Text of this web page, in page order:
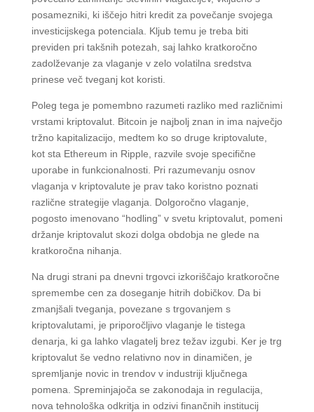
posamezniki, ki iščejo hitri kredit za povečanje svojega
investicijskega potenciala. Kljub temu je treba biti
previden pri takšnih potezah, saj lahko kratkoročno
zadolževanje za vlaganje v zelo volatilna sredstva
prinese več tveganj kot koristi.
Poleg tega je pomembno razumeti razliko med različnimi
vrstami kriptovalut. Bitcoin je najbolj znan in ima največjo
tržno kapitalizacijo, medtem ko so druge kriptovalute,
kot sta Ethereum in Ripple, razvile svoje specifične
uporabe in funkcionalnosti. Pri razumevanju osnov
vlaganja v kriptovalute je prav tako koristno poznati
različne strategije vlaganja. Dolgoročno vlaganje,
pogosto imenovano “hodling” v svetu kriptovalut, pomeni
držanje kriptovalut skozi dolga obdobja ne glede na
kratkoročna nihanja.
Na drugi strani pa dnevni trgovci izkoriščajo kratkoročne
spremembe cen za doseganje hitrih dobičkov. Da bi
zmanjšali tveganja, povezane s trgovanjem s
kriptovalutami, je priporočljivo vlaganje le tistega
denarja, ki ga lahko vlagatelj brez težav izgubi. Ker je trg
kriptovalut še vedno relativno nov in dinamičen, je
spremljanje novic in trendov v industriji ključnega
pomena. Spreminjajoča se zakonodaja in regulacija,
nova tehnološka odkritja in odzivi finančnih institucij